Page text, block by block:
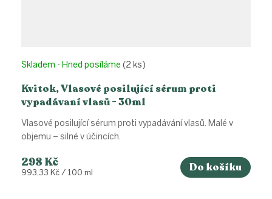
Kvitok, Vlasové posilující sérum proti
vypadávaní vlasů - 30ml
Skladem - Hned posíláme (2 ks)
298 Kč
Měrná
993,33 Kč / 100 ml Do košíku
Vlasové posilující sérum proti vypadávání vlasů. Malé v
objemu – silné v účincích.